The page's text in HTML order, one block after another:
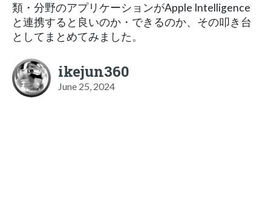
類・分野のアプリケーションがApple Intelligence
と連携すると良いのか・できるのか、その叩き台
としてまとめてみました。
ikejun360
June 25, 2024